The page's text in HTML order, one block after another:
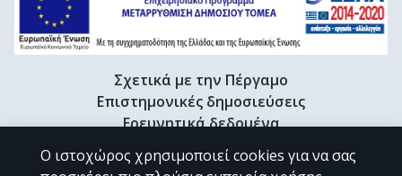
Σχετικά με την Πέργαμο
Επιστημονικές δημοσιεύσεις
Ερευνητικά δεδομένα
Διδακτορικές διατριβές & Γκρίζα βιβλιογραφία
Προφίλ Ερευνητή
Ο ιστοχώρος χρησιμοποιεί cookies για να σας